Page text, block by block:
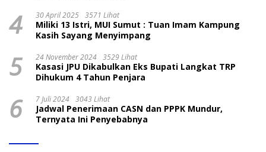
4 30 April 2025 3571 Lihat
Miliki 13 Istri, MUI Sumut : Tuan Imam Kampung
Kasih Sayang Menyimpang
5 24 November 2024 3529 Lihat
Kasasi JPU Dikabulkan Eks Bupati Langkat TRP
Dihukum 4 Tahun Penjara
6 7 Juli 2024 3043 Lihat
Jadwal Penerimaan CASN dan PPPK Mundur,
Ternyata Ini Penyebabnya